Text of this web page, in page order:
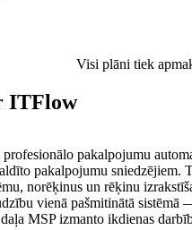
Visi plāni tiek
ITFlow
pakalpojumu
pakalpojumu sniedzējiem.
norēķinus un rēķinu
vienā pašmitinātā sistēmā
MSP izmanto ikdienas